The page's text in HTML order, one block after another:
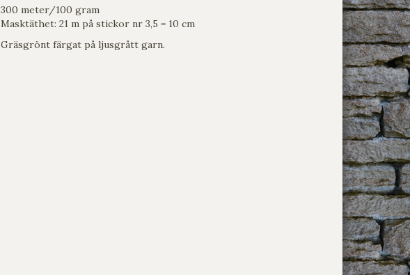
300 meter/100 gram
Masktäthet: 21 m på stickor nr 3,5 = 10 cm
Gräsgrönt färgat på ljusgrått garn.